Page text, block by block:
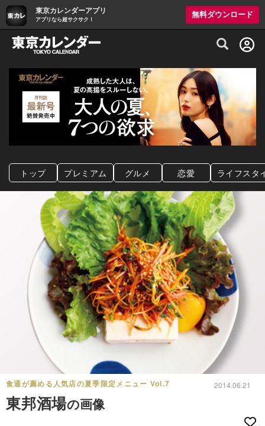
東京カレンダーアプリ
アプリなら超サクサク！
無料ダウンロード
グルメ情報・プレミアムレストラン予約
トップ プレミアム グルメ 恋愛 ライフスタ
食通が薦める人気店の夏季限定メニュー Vol.7 2014.06.21
東邦酒場の画像